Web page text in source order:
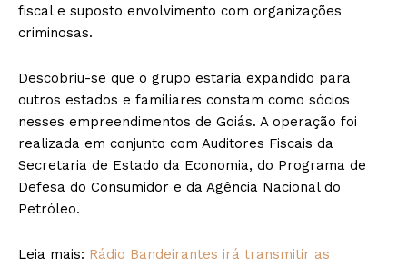
fiscal e suposto envolvimento com organizações
criminosas.
Descobriu-se que o grupo estaria expandido para
outros estados e familiares constam como sócios
nesses empreendimentos de Goiás. A operação foi
realizada em conjunto com Auditores Fiscais da
Secretaria de Estado da Economia, do Programa de
Defesa do Consumidor e da Agência Nacional do
Petróleo.
Leia mais: Rádio Bandeirantes irá transmitir as